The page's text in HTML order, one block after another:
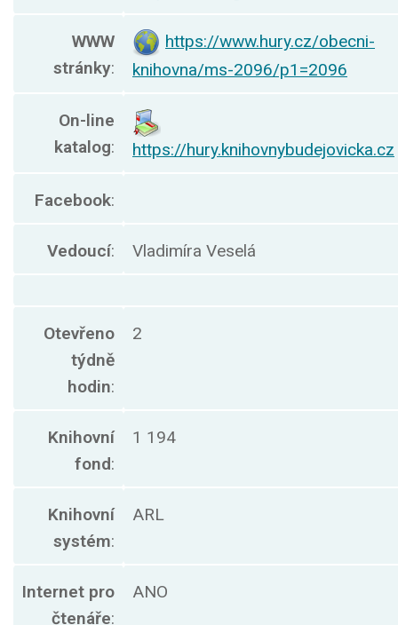
WWW
stránky:
https://www.hury.cz/obecni-
knihovna/ms-2096/p1=2096
On-line
katalog: https://hury.knihovnybudejovicka.cz
Facebook:
Vedoucí: Vladimíra Veselá
Otevřeno
týdně
hodin:
2
Knihovní
fond:
1 194
Knihovní
systém:
ARL
Internet pro
čtenáře:
ANO